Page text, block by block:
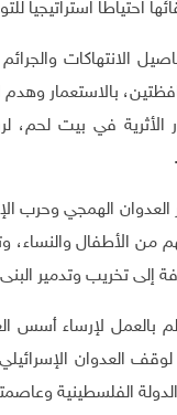
احتياطا
الانتهاكات
بالاستعمار وهدم
الأثرية في بيت
.
الأطفال والنساء،
إلى تخريب وتدمير
بالعمل لإرساء أسس
العدوان
الدولة الفلسطينية